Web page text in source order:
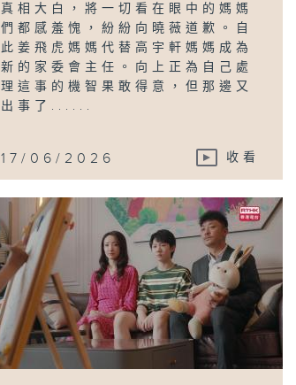
真相大白，將一切看在眼中的媽媽
們都感羞愧，紛紛向曉薇道歉。自
此姜飛虎媽媽代替高宇軒媽媽成為
新的家委會主任。向上正為自己處
理這事的機智果敢得意，但那邊又
出事了......
17/06/2026 收看